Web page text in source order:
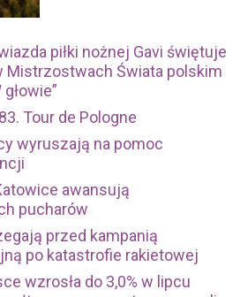
piłki nożnej Gavi świętuje
Mistrzostwach Świata polskim
Tour de Pologne
wyruszają na pomoc
awansują
pucharów
przed kampanią
po katastrofie rakietowej
wzrosła do 3,0% w lipcu